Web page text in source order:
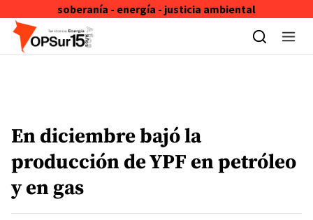
soberanía - energía - justicia ambiental
Skip to content
En diciembre bajó la
producción de YPF en petróleo
y en gas